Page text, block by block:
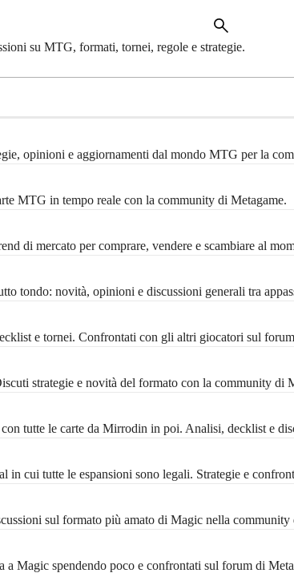
su MTG, formati, tornei, regole e strategie.
opinioni e aggiornamenti dal mondo MTG per la
MTG in tempo reale con la community di Metagame.
di mercato per comprare, vendere e scambiare al
tondo: novità, opinioni e discussioni generali tra
e tornei. Confrontati con gli altri giocatori sul
strategie e novità del formato con la community di
tutte le carte da Mirrodin in poi. Analisi, decklist e
in cui tutte le espansioni sono legali. Strategie e
sul formato più amato di Magic nella community
Magic spendendo poco e confrontati sul forum di